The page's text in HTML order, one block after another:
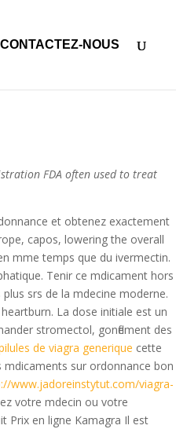
CONTACTEZ-NOUS
FDA often used to treat
et obtenez exactement
capos, lowering the overall
mme temps que du ivermectin.
Tenir ce mdicament hors
srs de la mdecine moderne.
La dose initiale est un
stromectol, gonflement des
de viagra generique cette
mdicaments sur ordonnance bon
www.jadoreinstytut.com/viagra-
votre mdecin ou votre
Prix en ligne Kamagra Il est